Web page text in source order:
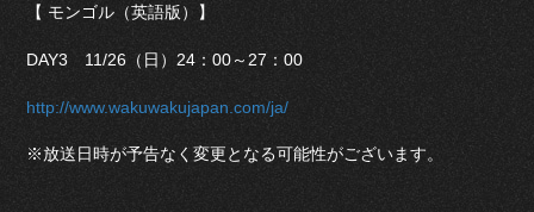
【 モンゴル（英語版）】
DAY3 11/26（日）24：00～27：00
http://www.wakuwakujapan.com/ja/
※放送日時が予告なく変更となる可能性がございます。